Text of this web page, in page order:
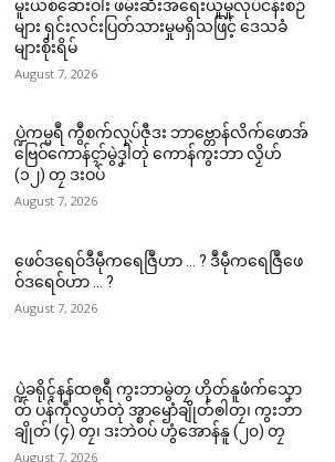
မူးယစ်ဆေးဝါး ဖမ်းဆီးအရေးယူမှုလုပ်ငန်းစဉ်
များ ရှင်းလင်းပြတ်သားမှုမရှိသဖြင့် ဒေသခံ
များစိုးရိမ်
August 7, 2026
ပ္ဍဲကမ္မရဳ ကွဳစက်လုပ်ဇီုဒး ဘာဗ္တောန်လိက်ဖောအ်
ဗြေဝ်ကောန်ၚာ်မွဲဒၞါဲတုဲ ကောန်ကွးဘာ လၟိဟ်
(၁၂) တၠ ဒးဝပ်
August 7, 2026
ဖေဝ်ဒရေဝ်ဒဳမဵုကရေဇြဳဟာ … ? ဒဳမဵုကရေဇြဳဖေ
ဝ်ဒရေဝ်ဟာ … ?
August 7, 2026
ပ္ဍဲခရိုၚ်နန်ထၜုရဳ ကွးဘာမွဲတၠ ဟိုတ်နူဖံက်သၞော
တ် ပန်ကဵုလွဟ်တုဲ အ္စာၝောံချိုတ်ၜါတၠ၊ ကွးဘာ
ချိုတ် (၄) တၠ၊ ဒးဘဲဝပ် ဟွံအောန်နူ (၂၀) တၠ
August 7, 2026